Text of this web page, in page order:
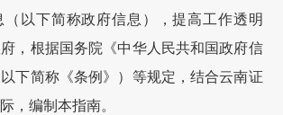
（以下简称政府信息），提高工作透明
，根据国务院《中华人民共和国政府信
下简称《条例》）等规定，结合云南证
，编制本指南。